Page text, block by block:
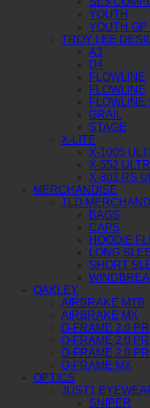
YOUTH
YOUTH GP
TROY LEE
A3
D4
FLOWLINE
FLOWLINE
FLOWLINE
GRAIL
STAGE
X-LITE
X-1005
X-552
X-803 RS
MERCHANDISE
TLD
BAGS
CAPS
HOODIE
LONG
SHORT
OAKLEY
AIRBRAKE MTB
AIRBRAKE MX
O-FRAME 2.0
O-FRAME 2.0
O-FRAME 2.0
O-FRAME MX
OPTICS
JUST1
SNIPER